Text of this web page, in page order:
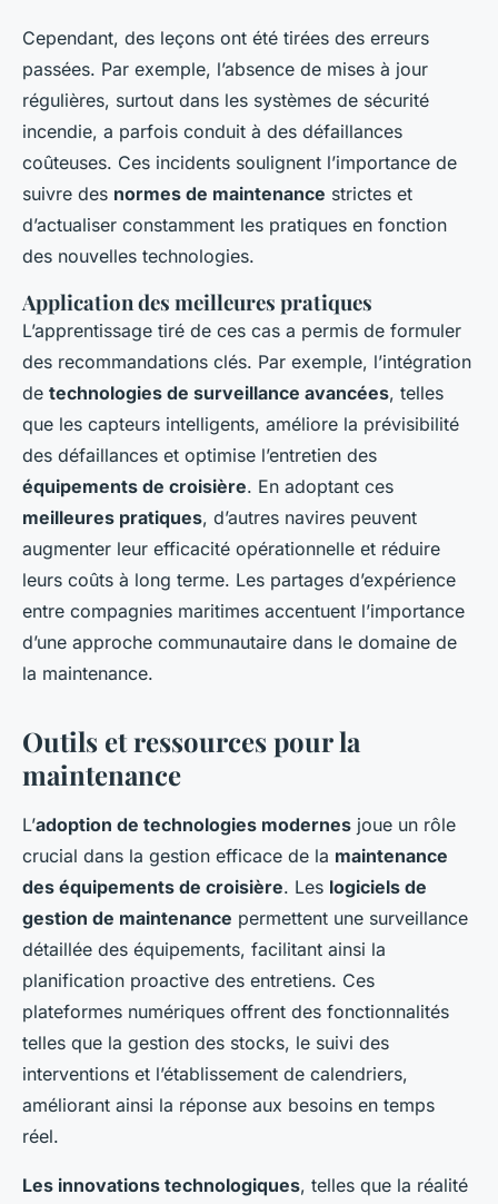
Cependant, des leçons ont été tirées des erreurs
passées. Par exemple, l’absence de mises à jour
régulières, surtout dans les systèmes de sécurité
incendie, a parfois conduit à des défaillances
coûteuses. Ces incidents soulignent l’importance de
suivre des normes de maintenance strictes et
d’actualiser constamment les pratiques en fonction
des nouvelles technologies.
Application des meilleures pratiques
L’apprentissage tiré de ces cas a permis de formuler
des recommandations clés. Par exemple, l’intégration
de technologies de surveillance avancées, telles
que les capteurs intelligents, améliore la prévisibilité
des défaillances et optimise l’entretien des
équipements de croisière. En adoptant ces
meilleures pratiques, d’autres navires peuvent
augmenter leur efficacité opérationnelle et réduire
leurs coûts à long terme. Les partages d’expérience
entre compagnies maritimes accentuent l’importance
d’une approche communautaire dans le domaine de
la maintenance.
Outils et ressources pour la
maintenance
L’adoption de technologies modernes joue un rôle
crucial dans la gestion efficace de la maintenance
des équipements de croisière. Les logiciels de
gestion de maintenance permettent une surveillance
détaillée des équipements, facilitant ainsi la
planification proactive des entretiens. Ces
plateformes numériques offrent des fonctionnalités
telles que la gestion des stocks, le suivi des
interventions et l’établissement de calendriers,
améliorant ainsi la réponse aux besoins en temps
réel.
Les innovations technologiques, telles que la réalité